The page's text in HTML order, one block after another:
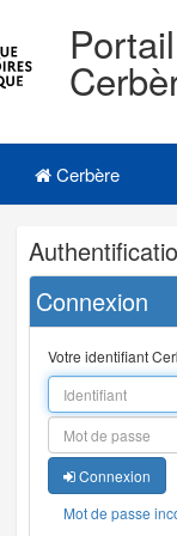
Cerbère
Navigation
et
outils
annexes
Connexion
Votre identifiant
Connexion
Mot de passe